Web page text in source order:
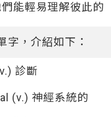
能輕易理解彼此的
字，介紹如下：
診斷
(v.) 神經系統的